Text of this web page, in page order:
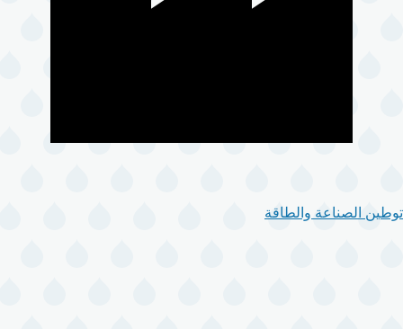
توطين الصناعة والطاقة